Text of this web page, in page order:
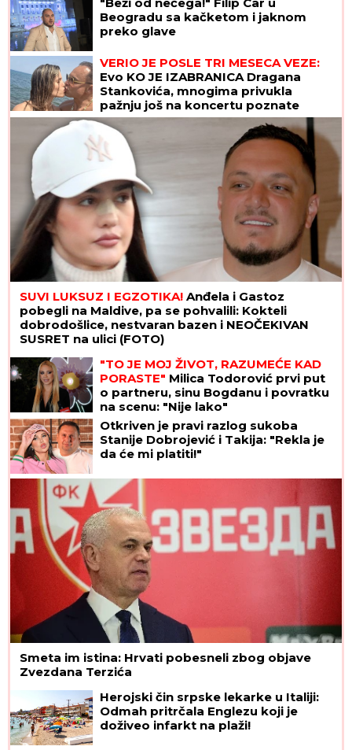
Beogradu sa kačketom i jaknom
preko glave
VERIO JE POSLE TRI MESECA VEZE:
Evo KO JE IZABRANICA Dragana
Stankovića, mnogima privukla
pažnju još na koncertu poznate
pevačice!
SUVI LUKSUZ I EGZOTIKA! Anđela i Gastoz
pobegli na Maldive, pa se pohvalili: Kokteli
dobrodošlice, nestvaran bazen i NEOČEKIVAN
SUSRET na ulici (FOTO)
"TO JE MOJ ŽIVOT, RAZUMEĆE KAD
PORASTE" Milica Todorović prvi put
o partneru, sinu Bogdanu i povratku
na scenu: "Nije lako"
Otkriven je pravi razlog sukoba
Stanije Dobrojević i Takija: "Rekla je
da će mi platiti!"
Smeta im istina: Hrvati pobesneli zbog objave
Zvezdana Terzića
Herojski čin srpske lekarke u Italiji:
Odmah pritrčala Englezu koji je
doživeo infarkt na plaži!